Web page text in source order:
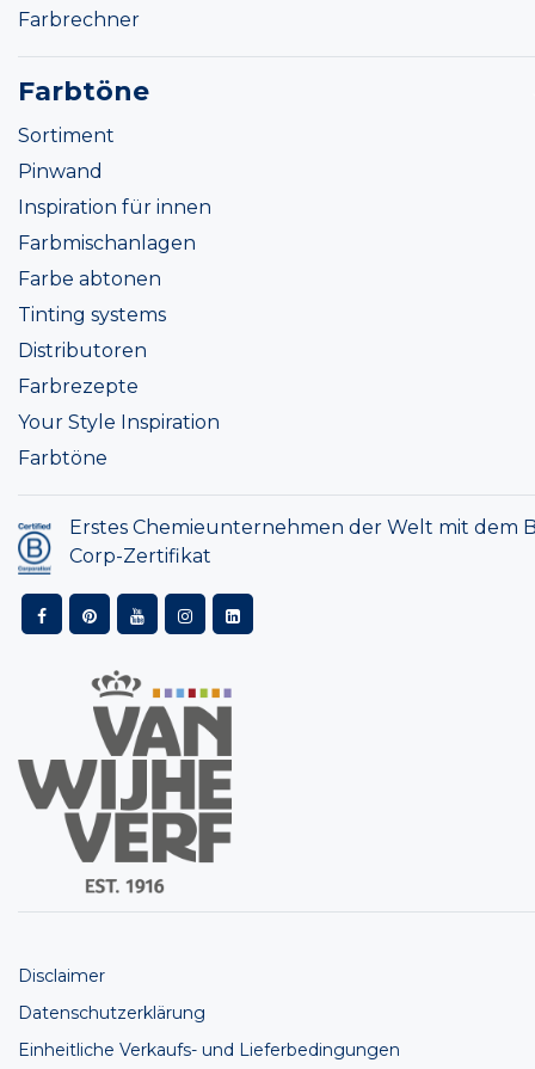
Farbrechner
Farbtöne
Sortiment
Pinwand
Inspiration für innen
Farbmischanlagen
Farbe abtonen
Tinting systems
Distributoren
Farbrezepte
Your Style Inspiration
Farbtöne
Erstes Chemieunternehmen der Welt mit dem
Corp-Zertifikat
Disclaimer
Datenschutzerklärung
Einheitliche Verkaufs- und Lieferbedingungen